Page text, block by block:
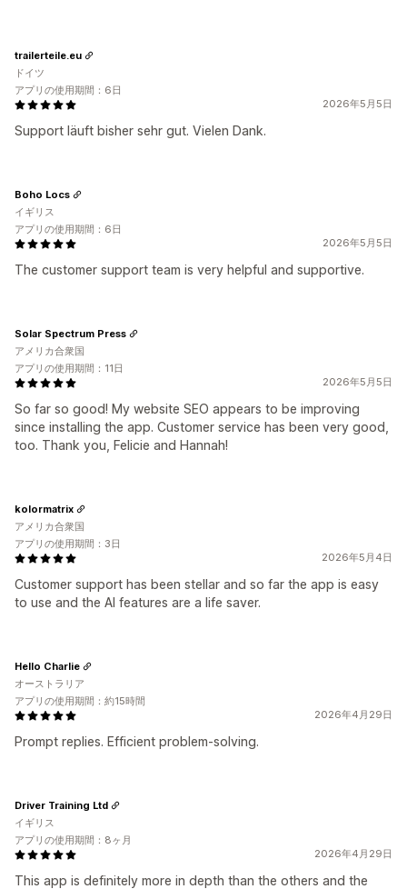
2026年5月5日
Support läuft bisher sehr gut. Vielen Dank.
trailerteile.eu
ドイツ
アプリの使用期間：6日
2026年5月5日
The customer support team is very helpful and supportive.
Boho Locs
イギリス
アプリの使用期間：6日
2026年5月5日
So far so good! My website SEO appears to be improving
since installing the app. Customer service has been very good,
too. Thank you, Felicie and Hannah!
Solar Spectrum Press
アメリカ合衆国
アプリの使用期間：11日
2026年5月4日
Customer support has been stellar and so far the app is easy
to use and the AI features are a life saver.
kolormatrix
アメリカ合衆国
アプリの使用期間：3日
2026年4月29日
Prompt replies. Efficient problem-solving.
Hello Charlie
オーストラリア
アプリの使用期間：約15時間
2026年4月29日
This app is definitely more in depth than the others and the
Driver Training Ltd
イギリス
アプリの使用期間：8ヶ月